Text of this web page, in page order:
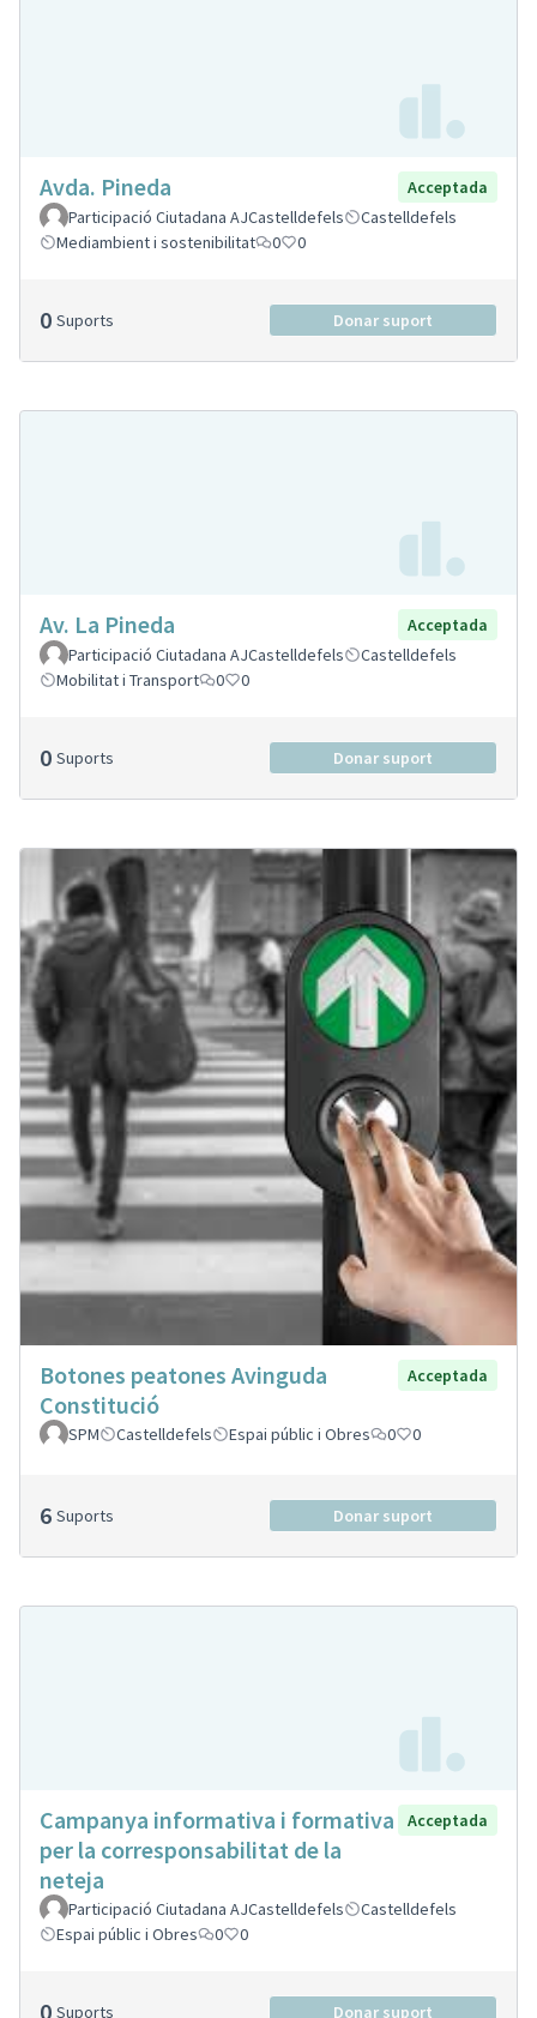
Avda. Pineda
Acceptada
Participació Ciutadana AJCastelldefels
Castelldefels
Mediambient i sostenibilitat
0 0
0 Suports Donar suport
Av. La Pineda
Acceptada
Participació Ciutadana AJCastelldefels
Castelldefels
Mobilitat i Transport
0 0
0 Suports Donar suport
Botones peatones Avinguda
Constitució
Acceptada
SPM Castelldefels Espai públic i Obres 0 0
6 Suports Donar suport
Campanya informativa i formativa
per la corresponsabilitat de la
neteja
Acceptada
Participació Ciutadana AJCastelldefels
Castelldefels
Espai públic i Obres
0 0
0 Suports Donar suport